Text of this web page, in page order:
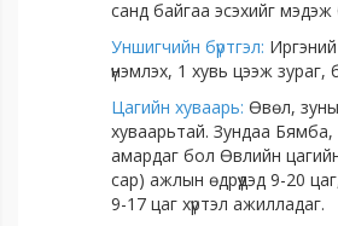
санд байгаа эсэхийг
Уншигчийн бүртгэл:
үнэмлэх, 1 хувь цээж зураг,
Цагийн хуваарь: Өвөл,
хуваарьтай. Зундаа
амардаг бол Өвлийн
сар) ажлын өдрүүдэд 9-20
9-17 цаг хүртэл ажилладаг.